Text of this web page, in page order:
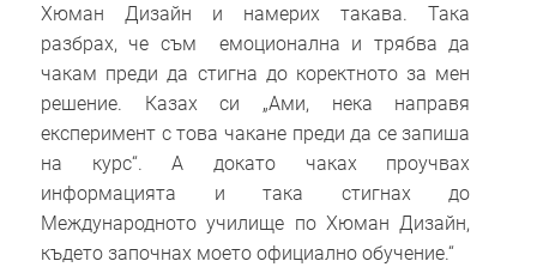
Хюман Дизайн и намерих такава. Така
разбрах, че съм емоционална и трябва да
чакам преди да стигна до коректното за мен
решение. Казах си „Ами, нека направя
експеримент с това чакане преди да се запиша
на курс“. А докато чаках проучвах
информацията и така стигнах до
Международното училище по Хюман Дизайн,
където започнах моето официално обучение.“